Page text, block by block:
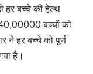
हर बच्चे की हेल्थ
बच्चों को
ने हर बच्चे को पूर्ण
है।